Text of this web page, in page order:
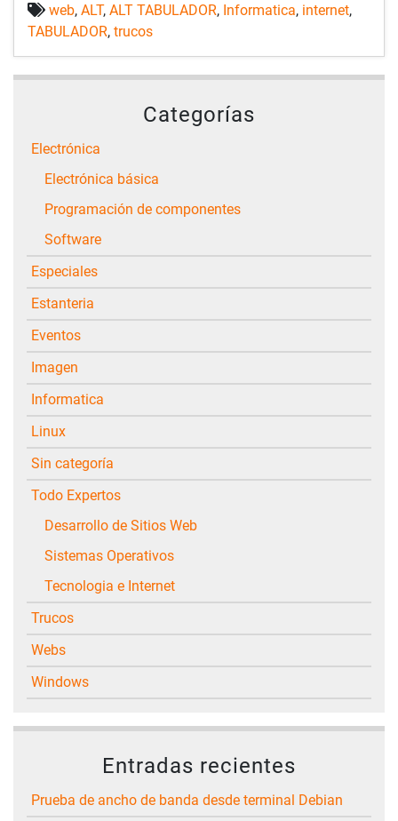
web, ALT, ALT TABULADOR, Informatica, internet,
TABULADOR, trucos
Categorías
Electrónica
Electrónica básica
Programación de componentes
Software
Especiales
Estanteria
Eventos
Imagen
Informatica
Linux
Sin categoría
Todo Expertos
Desarrollo de Sitios Web
Sistemas Operativos
Tecnologia e Internet
Trucos
Webs
Windows
Entradas recientes
Prueba de ancho de banda desde terminal Debian